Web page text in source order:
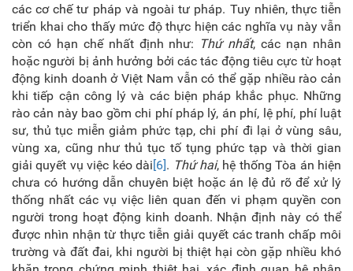
các cơ chế tư pháp và ngoài tư pháp. Tuy nhiên, thực tiễn
triển khai cho thấy mức độ thực hiện các nghĩa vụ này vẫn
còn có hạn chế nhất định như: Thứ nhất, các nạn nhân
hoặc người bị ảnh hưởng bởi các tác động tiêu cực từ hoạt
động kinh doanh ở Việt Nam vẫn có thể gặp nhiều rào cản
khi tiếp cận công lý và các biện pháp khắc phục. Những
rào cản này bao gồm chi phí pháp lý, án phí, lệ phí, phí luật
sư, thủ tục miễn giảm phức tạp, chi phí đi lại ở vùng sâu,
vùng xa, cũng như thủ tục tố tụng phức tạp và thời gian
giải quyết vụ việc kéo dài[6]. Thứ hai, hệ thống Tòa án hiện
chưa có hướng dẫn chuyên biệt hoặc án lệ đủ rõ để xử lý
thống nhất các vụ việc liên quan đến vi phạm quyền con
người trong hoạt động kinh doanh. Nhận định này có thể
được nhìn nhận từ thực tiễn giải quyết các tranh chấp môi
trường và đất đai, khi người bị thiệt hại còn gặp nhiều khó